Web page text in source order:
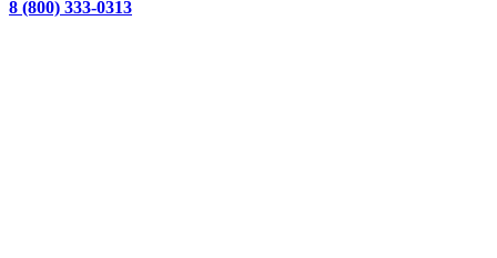
8 (800) 333-0313